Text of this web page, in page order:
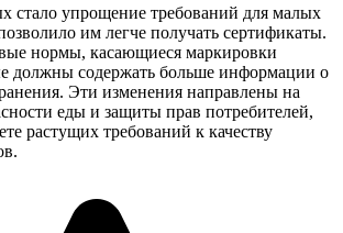
стало упрощение требований для малых
им легче получать сертификаты.
нормы, касающиеся маркировки
должны содержать больше информации о
Эти изменения направлены на
еды и защиты прав потребителей,
растущих требований к качеству